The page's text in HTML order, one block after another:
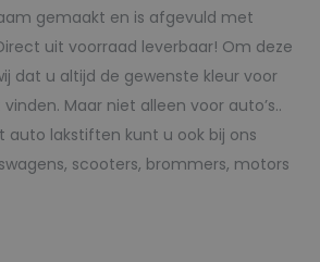
gemaakt en is afgevuld met
uit voorraad leverbaar! Om deze
dat u altijd de gewenste kleur voor
vinden. Maar niet alleen voor auto’s..
auto lakstiften kunt u ook bij ons
scooters, brommers, motors